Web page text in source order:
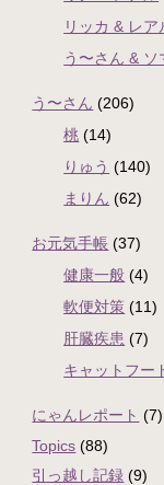
リッカ & レア
う〜さん & ソ
う〜さん (206)
桃 (14)
りゅう (140)
まりん (62)
お元気手帳 (37)
健康一般 (4)
軟便対策 (11)
肝臓疾患 (7)
キャットフー
にゃんレポート (7)
Topics (88)
引っ越し記録 (9)